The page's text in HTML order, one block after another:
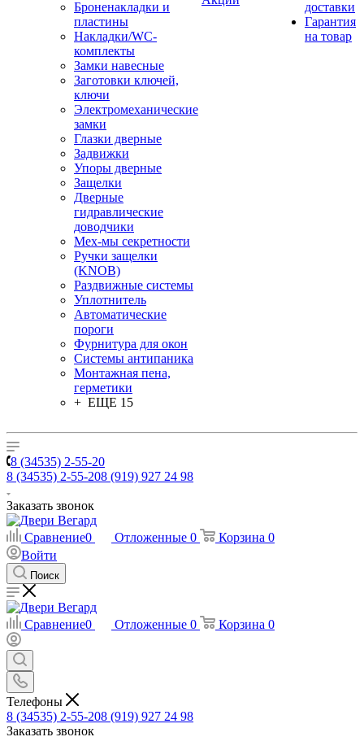
Броненакладки и
пластины
Накладки/WC-
комплекты
Замки навесные
Заготовки ключей,
ключи
Электромеханические
замки
Глазки дверные
Задвижки
Упоры дверные
Защелки
Дверные
гидравлические
доводчики
Мех-мы секретности
Ручки защелки
(KNOB)
Раздвижные системы
Уплотнитель
Автоматические
пороги
Фурнитура для окон
Системы антипаника
Монтажная пена,
герметики
+ ЕЩЕ 15
доставки
Гарантия
на товар
8 (34535) 2-55-20
8 (34535) 2-55-208 (919) 927 24 98
Заказать звонок
Сравнение0 Отложенные 0 Корзина 0
Войти
Поиск
Сравнение0 Отложенные 0 Корзина 0
Телефоны
8 (34535) 2-55-208 (919) 927 24 98
Заказать звонок